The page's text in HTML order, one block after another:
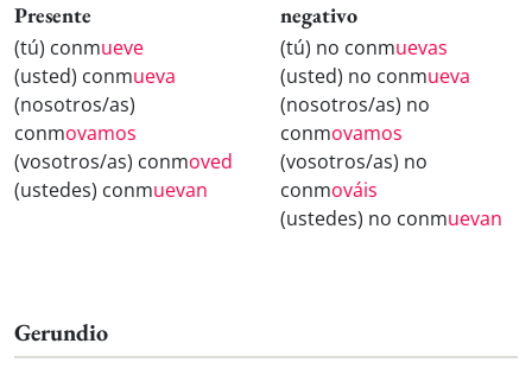
Presente
(tú) conmueve
(usted) conmueva
(nosotros/as)
conmovamos
(vosotros/as) conmoved
(ustedes) conmuevan
negativo
(tú) no conmuevas
(usted) no conmueva
(nosotros/as) no
conmovamos
(vosotros/as) no
conmováis
(ustedes) no conmuevan
Gerundio